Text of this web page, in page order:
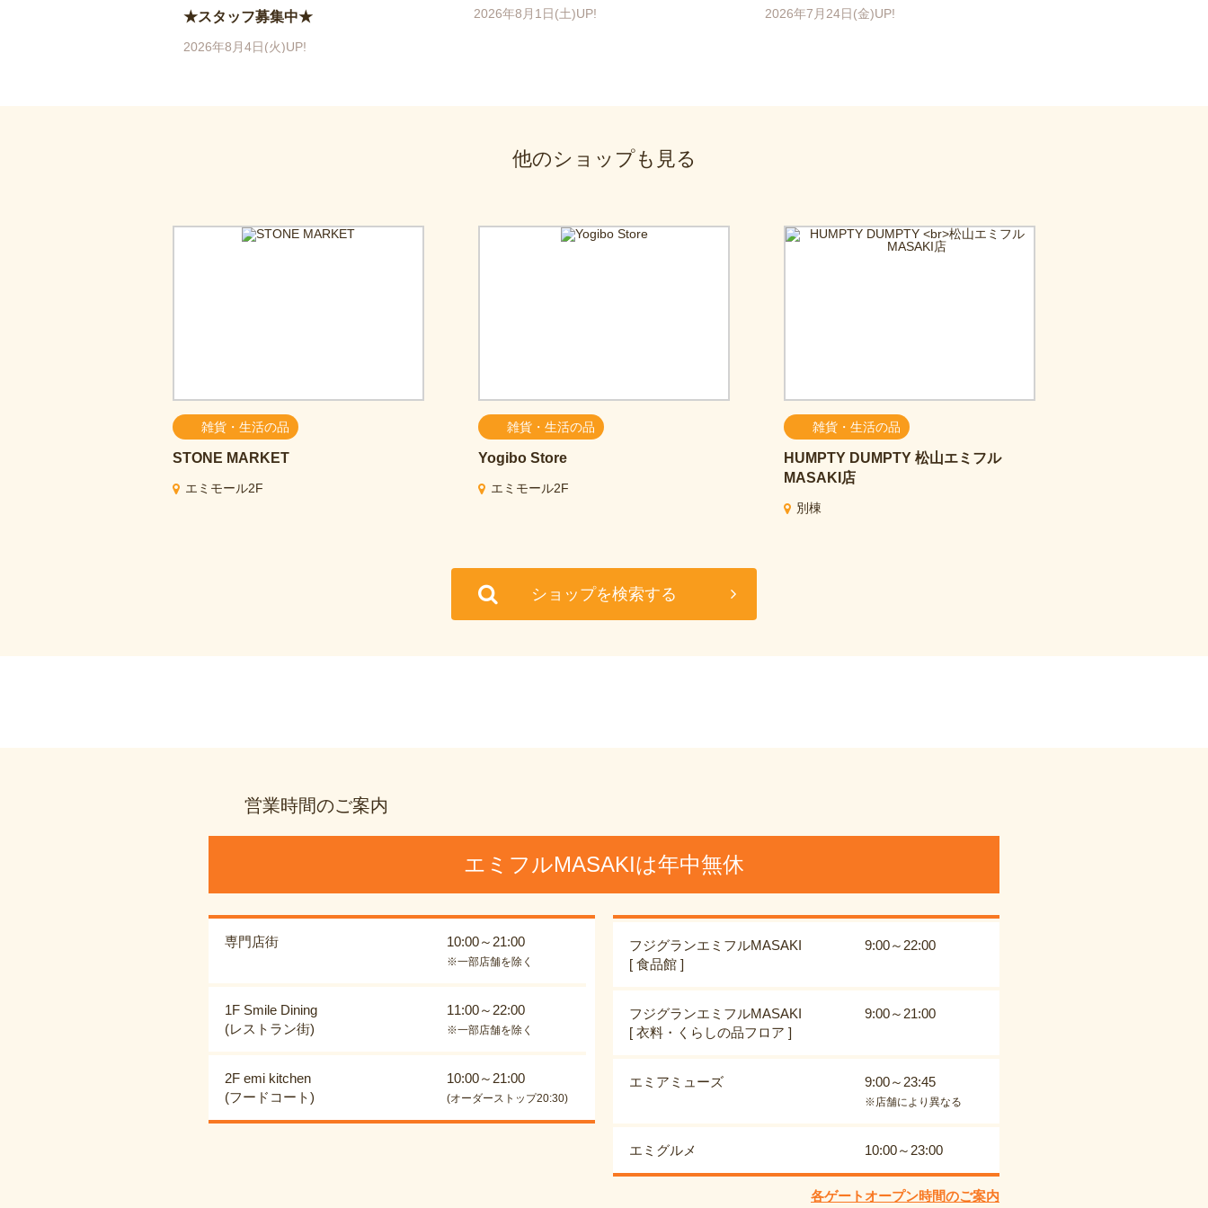
★スタッフ募集中★
2026年8月4日(火)UP!
2026年8月1日(土)UP! 2026年7月24日(金)UP!
他のショップも見る
雑貨・生活の品
STONE MARKET
エミモール2F
雑貨・生活の品
Yogibo Store
エミモール2F
雑貨・生活の品
HUMPTY DUMPTY 松山エミフル
MASAKI店
別棟
ショップを検索する
営業時間のご案内
エミフルMASAKIは年中無休
専門店街 10:00～21:00
※一部店舗を除く
1F Smile Dining
(レストラン街)
11:00～22:00
※一部店舗を除く
2F emi kitchen
(フードコート)
10:00～21:00
(オーダーストップ20:30)
フジグランエミフルMASAKI
[ 食品館 ]
9:00～22:00
フジグランエミフルMASAKI
[ 衣料・くらしの品フロア ]
9:00～21:00
エミアミューズ 9:00～23:45
※店舗により異なる
エミグルメ 10:00～23:00
各ゲートオープン時間のご案内